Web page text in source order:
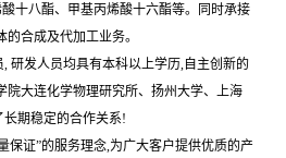
十八酯、甲基丙烯酸十六酯等。同时承接
合成及代加工业务。
研发人员均具有本科以上学历,自主创新的
院大连化学物理研究所、扬州大学、上海
长期稳定的合作关系!
保证”的服务理念,为广大客户提供优质的产